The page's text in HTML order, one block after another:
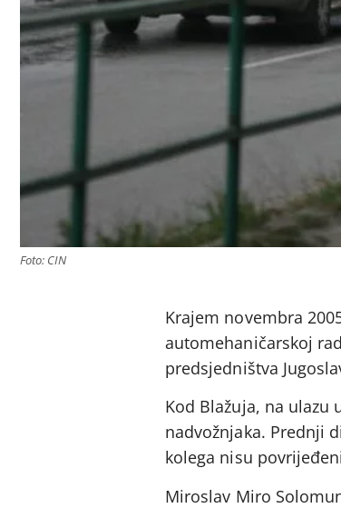
Foto: CIN
Krajem novembra
automehaničarskoj
predsjedništva
Kod Blažuja, na ulazu
nadvožnjaka. Prednji
kolega nisu
Miroslav Miro